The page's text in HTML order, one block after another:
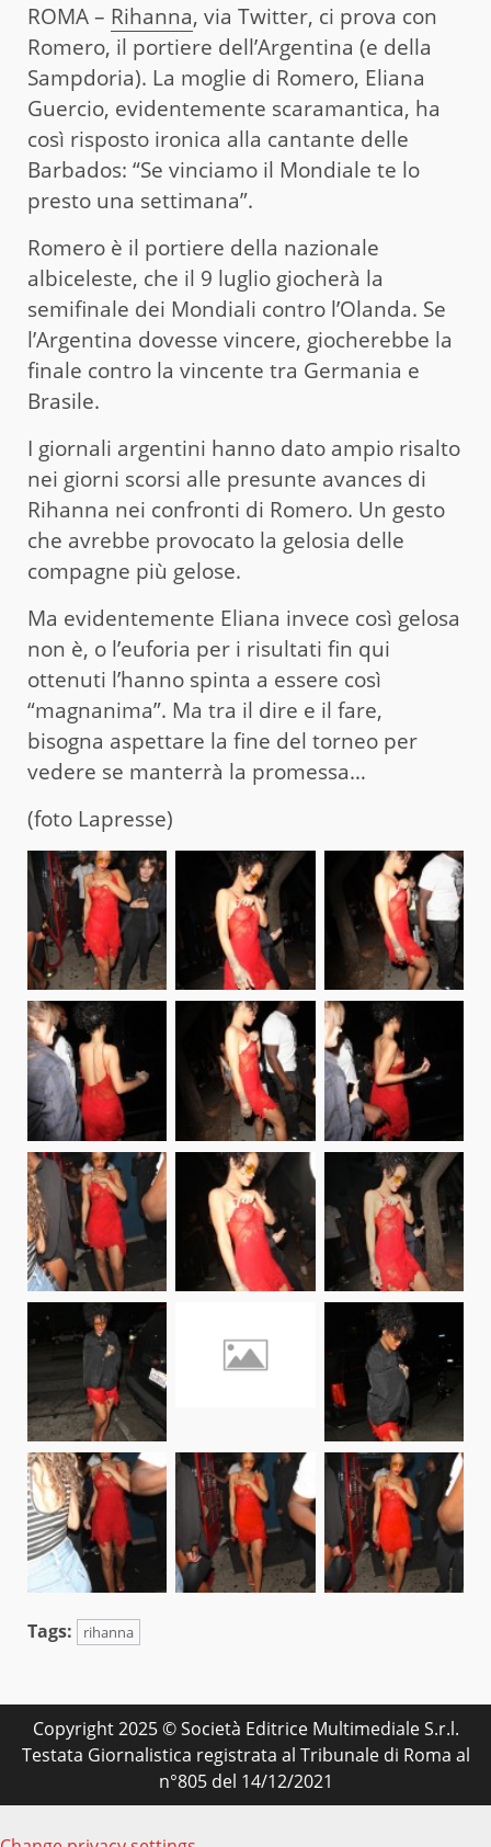
ROMA – Rihanna, via Twitter, ci prova con
Romero, il portiere dell’Argentina (e della
Sampdoria). La moglie di Romero, Eliana
Guercio, evidentemente scaramantica, ha
così risposto ironica alla cantante delle
Barbados: “Se vinciamo il Mondiale te lo
presto una settimana”.
Romero è il portiere della nazionale
albiceleste, che il 9 luglio giocherà la
semifinale dei Mondiali contro l’Olanda. Se
l’Argentina dovesse vincere, giocherebbe la
finale contro la vincente tra Germania e
Brasile.
I giornali argentini hanno dato ampio risalto
nei giorni scorsi alle presunte avances di
Rihanna nei confronti di Romero. Un gesto
che avrebbe provocato la gelosia delle
compagne più gelose.
Ma evidentemente Eliana invece così gelosa
non è, o l’euforia per i risultati fin qui
ottenuti l’hanno spinta a essere così
“magnanima”. Ma tra il dire e il fare,
bisogna aspettare la fine del torneo per
vedere se manterrà la promessa…
(foto Lapresse)
Tags: rihanna
Copyright 2025 © Società Editrice Multimediale S.r.l.
Testata Giornalistica registrata al Tribunale di Roma al
n°805 del 14/12/2021